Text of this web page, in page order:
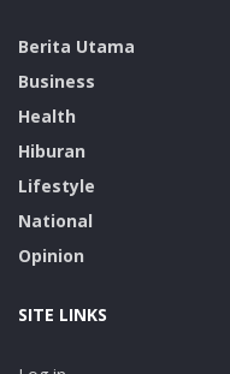
Berita Utama
Business
Health
Hiburan
Lifestyle
National
Opinion
SITE LINKS